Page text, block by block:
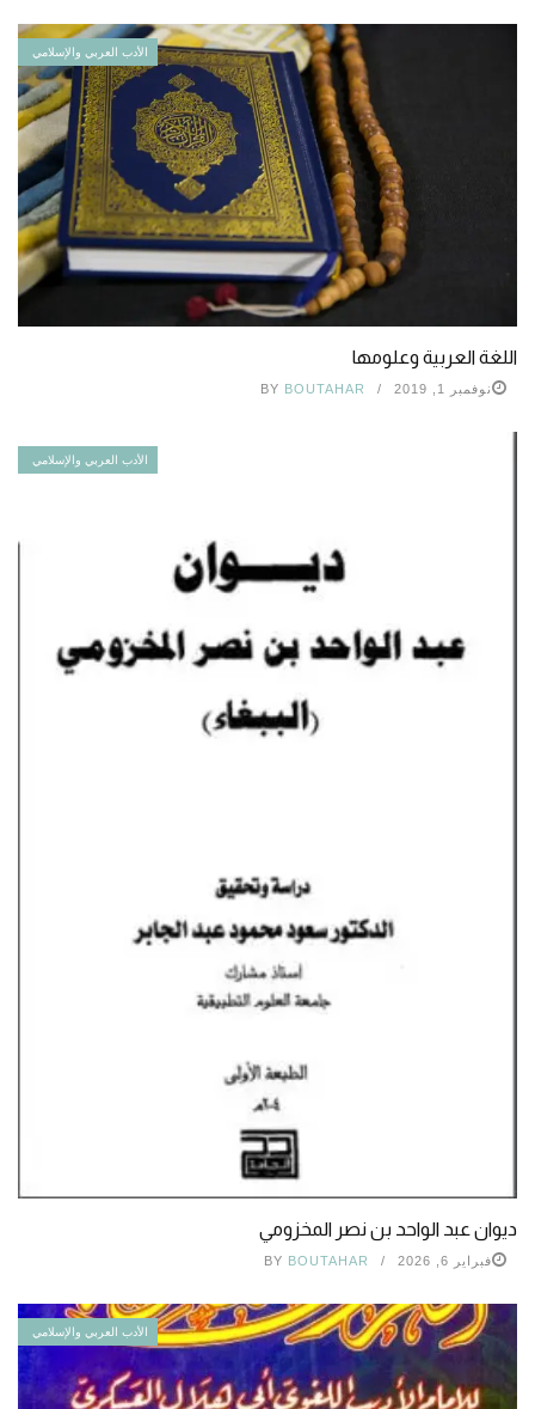
الأدب العربي والإسلامي
اللغة العربية وعلومها
نوفمبر 1, 2019 BY BOUTAHAR
الأدب العربي والإسلامي
ديوان عبد الواحد بن نصر المخزومي
فبراير 6, 2026 BY BOUTAHAR
الأدب العربي والإسلامي